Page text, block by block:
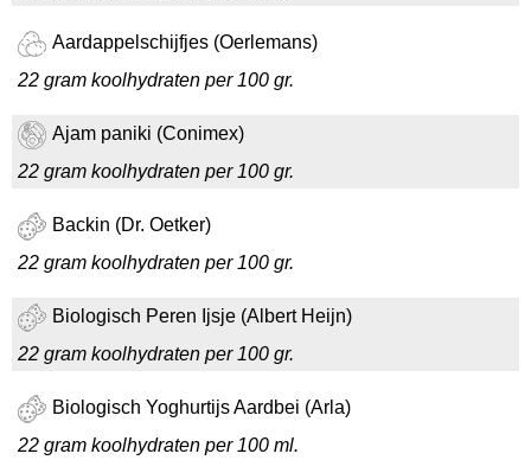
Aardappelschijfjes (Oerlemans)
22 gram koolhydraten per 100 gr.
Ajam paniki (Conimex)
22 gram koolhydraten per 100 gr.
Backin (Dr. Oetker)
22 gram koolhydraten per 100 gr.
Biologisch Peren Ijsje (Albert Heijn)
22 gram koolhydraten per 100 gr.
Biologisch Yoghurtijs Aardbei (Arla)
22 gram koolhydraten per 100 ml.